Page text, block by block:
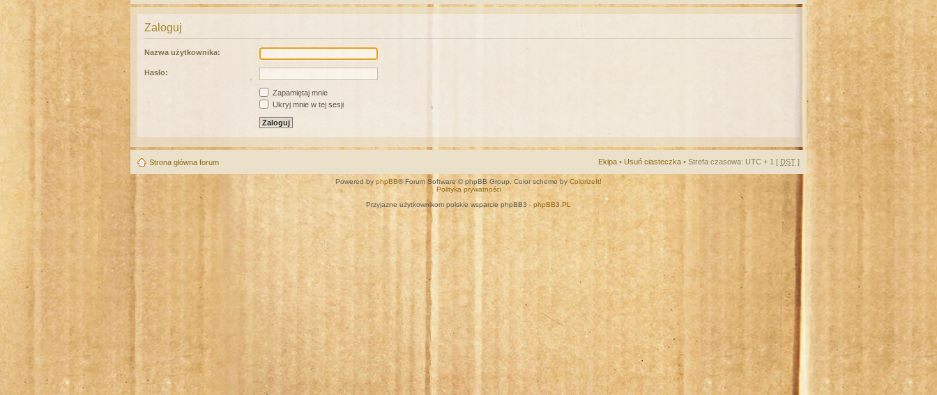
Zaloguj
Nazwa użytkownika:
Hasło:
Zapamiętaj mnie
Ukryj mnie w tej sesji
Strona główna forum Ekipa • Usuń ciasteczka • Strefa czasowa: UTC + 1 [ DST ]
Powered by phpBB® Forum Software © phpBB Group. Color scheme by ColorizeIt!
Polityka prywatności
Przyjazne użytkownikom polskie wsparcie phpBB3 - phpBB3.PL